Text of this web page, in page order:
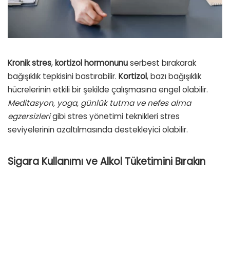
Kronik stres, kortizol hormonunuserbest bırakarak
bağışıklık tepkisini bastırabilir. Kortizol, bazı bağışıklık
hücrelerinin etkili bir şekilde çalışmasına engel olabilir.
Meditasyon, yoga, günlük tutma ve nefes alma
egzersizlerigibi stres yönetimi teknikleri stres
seviyelerinin azaltılmasında destekleyici olabilir.
Sigara Kullanımı ve Alkol Tüketimini Bırakın